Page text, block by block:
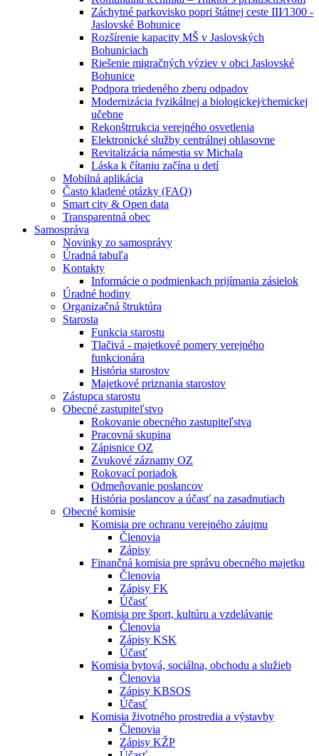
Záchytné parkovisko popri štátnej ceste III⁄1300 -
Jaslovské Bohunice
Rozšírenie kapacity MŠ v Jaslovských
Bohuniciach
Riešenie migračných výziev v obci Jaslovské
Bohunice
Podpora triedeného zberu odpadov
Modernizácia fyzikálnej a biologickej⁄chemickej
učebne
Rekonštrrukcia verejného osvetlenia
Elektronické služby centrálnej ohlasovne
Revitalizácia námestia sv Michala
Láska k čítaniu začína u detí
Mobilná aplikácia
Často kladené otázky (FAQ)
Smart city & Open data
Transparentná obec
Samospráva
Novinky zo samosprávy
Úradná tabuľa
Kontakty
Informácie o podmienkach prijímania zásielok
Úradné hodiny
Organizačná štruktúra
Starosta
Funkcia starostu
Tlačivá - majetkové pomery verejného
funkcionára
História starostov
Majetkové priznania starostov
Zástupca starostu
Obecné zastupiteľstvo
Rokovanie obecného zastupiteľstva
Pracovná skupina
Zápisnice OZ
Zvukové záznamy OZ
Rokovací poriadok
Odmeňovanie poslancov
História poslancov a účasť na zasadnutiach
Obecné komisie
Komisia pre ochranu verejného záujmu
Členovia
Zápisy
Finančná komisia pre správu obecného majetku
Členovia
Zápisy FK
Účasť
Komisia pre šport, kultúru a vzdelávanie
Členovia
Zápisy KSK
Účasť
Komisia bytová, sociálna, obchodu a služieb
Členovia
Zápisy KBSOS
Účasť
Komisia životného prostredia a výstavby
Členovia
Zápisy KŽP